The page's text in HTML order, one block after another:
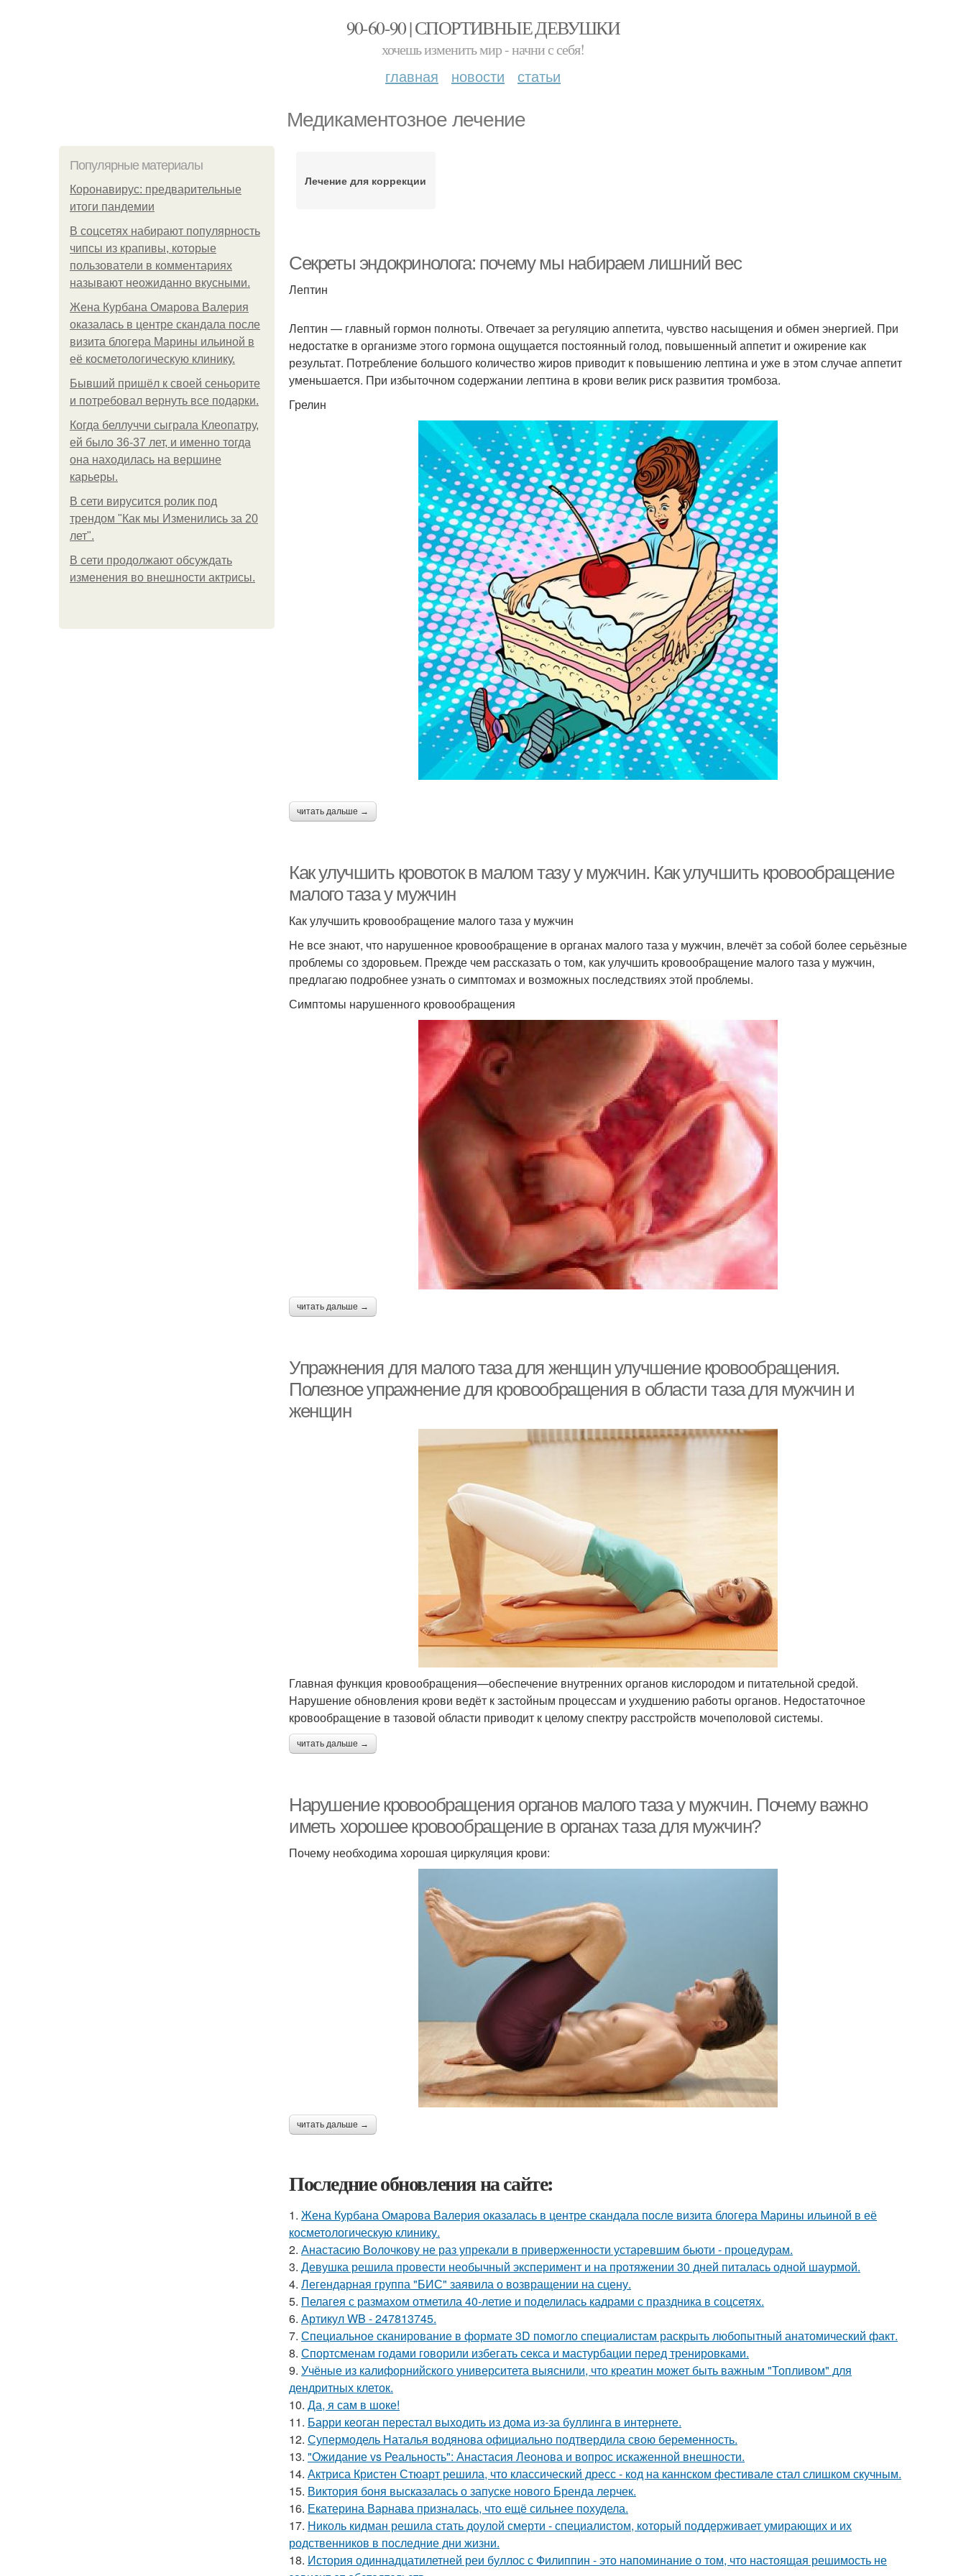
90-60-90 | СПОРТИВНЫЕ ДЕВУШКИ
хочешь изменить мир - начни с себя!
главная новости статьи
Медикаментозное лечение
Популярные материалы
Коронавирус: предварительные
итоги пандемии
В соцсетях набирают популярность
чипсы из крапивы, которые
пользователи в комментариях
называют неожиданно вкусными.
Жена Курбана Омарова Валерия
оказалась в центре скандала после
визита блогера Марины ильиной в
её косметологическую клинику.
Бывший пришёл к своей сеньорите
и потребовал вернуть все подарки.
Когда беллуччи сыграла Клеопатру,
ей было 36-37 лет, и именно тогда
она находилась на вершине
карьеры.
В сети вирусится ролик под
трендом "Как мы Изменились за 20
лет".
В сети продолжают обсуждать
изменения во внешности актрисы.
Лечение для коррекции
Секреты эндокринолога: почему мы набираем лишний вес
Лептин
Лептин — главный гормон полноты. Отвечает за регуляцию аппетита, чувство насыщения и обмен энергией. При
недостатке в организме этого гормона ощущается постоянный голод, повышенный аппетит и ожирение как
результат. Потребление большого количество жиров приводит к повышению лептина и уже в этом случае аппетит
уменьшается. При избыточном содержании лептина в крови велик риск развития тромбоза.
Грелин
читать дальше →
Как улучшить кровоток в малом тазу у мужчин. Как улучшить кровообращение
малого таза у мужчин
Как улучшить кровообращение малого таза у мужчин
Не все знают, что нарушенное кровообращение в органах малого таза у мужчин, влечёт за собой более серьёзные
проблемы со здоровьем. Прежде чем рассказать о том, как улучшить кровообращение малого таза у мужчин,
предлагаю подробнее узнать о симптомах и возможных последствиях этой проблемы.
Симптомы нарушенного кровообращения
читать дальше →
Упражнения для малого таза для женщин улучшение кровообращения.
Полезное упражнение для кровообращения в области таза для мужчин и
женщин
Главная функция кровообращения—обеспечение внутренних органов кислородом и питательной средой.
Нарушение обновления крови ведёт к застойным процессам и ухудшению работы органов. Недостаточное
кровообращение в тазовой области приводит к целому спектру расстройств мочеполовой системы.
читать дальше →
Нарушение кровообращения органов малого таза у мужчин. Почему важно
иметь хорошее кровообращение в органах таза для мужчин?
Почему необходима хорошая циркуляция крови:
читать дальше →
Последние обновления на сайте:
1. Жена Курбана Омарова Валерия оказалась в центре скандала после визита блогера Марины ильиной в её
косметологическую клинику.
2. Анастасию Волочкову не раз упрекали в приверженности устаревшим бьюти - процедурам.
3. Девушка решила провести необычный эксперимент и на протяжении 30 дней питалась одной шаурмой.
4. Легендарная группа "БИС" заявила о возвращении на сцену.
5. Пелагея с размахом отметила 40-летие и поделилась кадрами с праздника в соцсетях.
6. Артикул WB - 247813745.
7. Специальное сканирование в формате 3D помогло специалистам раскрыть любопытный анатомический факт.
8. Спортсменам годами говорили избегать секса и мастурбации перед тренировками.
9. Учёные из калифорнийского университета выяснили, что креатин может быть важным "Топливом" для
дендритных клеток.
10. Да, я сам в шоке!
11. Барри кеоган перестал выходить из дома из-за буллинга в интернете.
12. Супермодель Наталья водянова официально подтвердила свою беременность.
13. "Ожидание vs Реальность": Анастасия Леонова и вопрос искаженной внешности.
14. Актриса Кристен Стюарт решила, что классический дресс - код на каннском фестивале стал слишком скучным.
15. Виктория боня высказалась о запуске нового Бренда лерчек.
16. Екатерина Варнава призналась, что ещё сильнее похудела.
17. Николь кидман решила стать доулой смерти - специалистом, который поддерживает умирающих и их
родственников в последние дни жизни.
18. История одиннадцатилетней реи буллос с Филиппин - это напоминание о том, что настоящая решимость не